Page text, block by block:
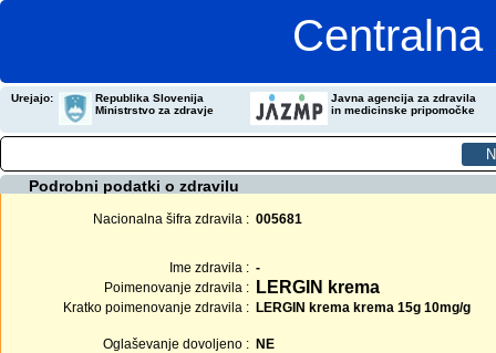
Urejajo:
Republika Slovenija
Ministrstvo za zdravje
Javna agencija za zdravila
in medicinske pripomočke
Podrobni podatki o zdravilu
Nacionalna šifra zdravila : 005681
Ime zdravila : -
Poimenovanje zdravila :
LERGIN krema
Kratko poimenovanje zdravila : LERGIN krema krema 15g 10mg/g
Oglaševanje dovoljeno : NE